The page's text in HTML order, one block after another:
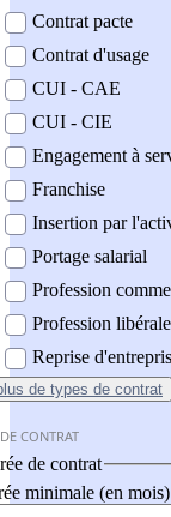
Contrat pacte
Contrat d'usage
CUI - CAE
CUI - CIE
Engagement à
Franchise
Insertion par
Portage salarial
Profession
Profession libérale
Reprise
de types de contrat
CONTRAT
de contrat
minimale (en mois)